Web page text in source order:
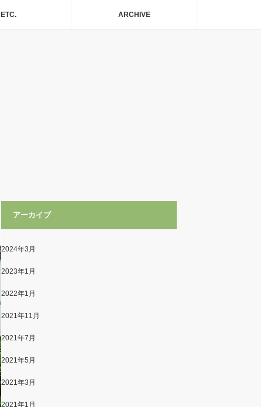
ETC. ARCHIVE
アーカイブ
2024年3月
2023年1月
2022年1月
2021年11月
2021年7月
2021年5月
2021年3月
2021年1月